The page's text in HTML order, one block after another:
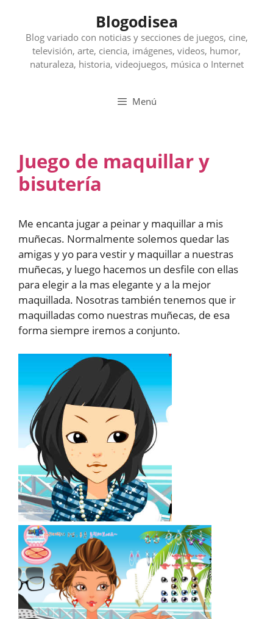
contenido
Blogodisea
Blog variado con noticias y secciones de juegos, cine,
televisión, arte, ciencia, imágenes, videos, humor,
naturaleza, historia, videojuegos, música o Internet
Menú
Juego de maquillar y
bisutería
Me encanta jugar a peinar y maquillar a mis
muñecas. Normalmente solemos quedar las
amigas y yo para vestir y maquillar a nuestras
muñecas, y luego hacemos un desfile con ellas
para elegir a la mas elegante y a la mejor
maquillada. Nosotras también tenemos que ir
maquilladas como nuestras muñecas, de esa
forma siempre iremos a conjunto.